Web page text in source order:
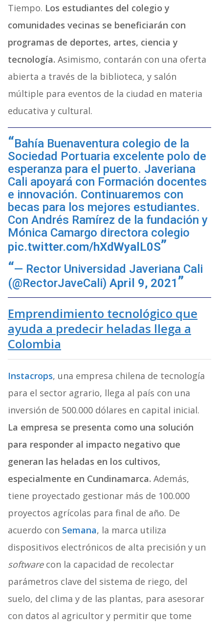
Tiempo. Los estudiantes del colegio y
comunidades vecinas se beneficiarán con
programas de deportes, artes, ciencia y
tecnología. Asimismo, contarán con una oferta
abierta a través de la biblioteca, y salón
múltiple para eventos de la ciudad en materia
educativa y cultural.
Bahía Buenaventura colegio de la
Sociedad Portuaria excelente polo de
esperanza para el puerto. Javeriana
Cali apoyará con Formación docentes
e innovación. Continuaremos con
becas para los mejores estudiantes.
Con Andrés Ramírez de la fundación y
Mónica Camargo directora colegio
pic.twitter.com/hXdWyalL0S
— Rector Universidad Javeriana Cali
(@RectorJaveCali) April 9, 2021
Emprendimiento tecnológico que
ayuda a predecir heladas llega a
Colombia
Instacrops, una empresa chilena de tecnología
para el sector agrario, llega al país con una
inversión de 500.000 dólares en capital inicial.
La empresa se presenta como una solución
para responder al impacto negativo que
generan las heladas en los cultivos,
especialmente en Cundinamarca. Además,
tiene proyectado gestionar más de 100.000
proyectos agrícolas para final de año. De
acuerdo con Semana, la marca utiliza
dispositivos electrónicos de alta precisión y un
softwarecon la capacidad de recolectar
parámetros clave del sistema de riego, del
suelo, del clima y de las plantas, para asesorar
con datos al agricultor y permitir que tome